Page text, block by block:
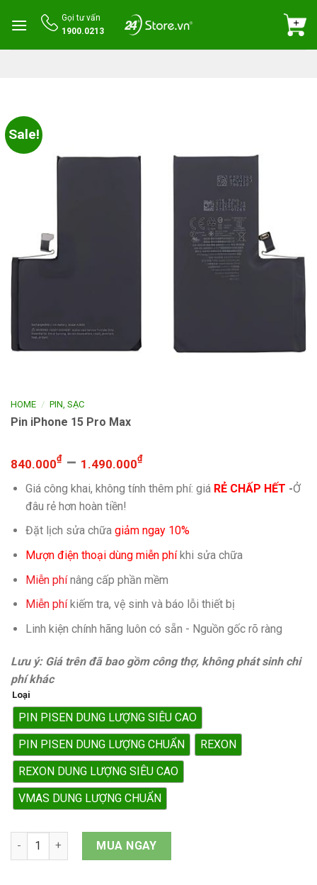
Gọi tư vấn
1900.0213
Sale!
HOME / PIN, SẠC
Pin iPhone 15 Pro Max
840.000₫– 1.490.000₫
Giá công khai, không tính thêm phí: giá RẺ CHẤP HẾT -Ở
đâu rẻ hơn hoàn tiền!
Đặt lịch sửa chữa giảm ngay 10%
Mượn điện thoại dùng miễn phíkhi sửa chữa
Miễn phínâng cấp phần mềm
Miễn phíkiếm tra, vệ sinh và báo lỗi thiết bị
Linh kiện chính hãng luôn có sẵn - Nguồn gốc rõ ràng
Lưu ý: Giá trên đã bao gồm công thợ, không phát sinh chi
phí khác
Loại
PIN PISEN DUNG LƯỢNG SIÊU CAO
PIN PISEN DUNG LƯỢNG CHUẨN
REXON
REXON DUNG LƯỢNG SIÊU CAO
VMAS DUNG LƯỢNG CHUẨN
Pin iPhone 15 Pro Max quantity
MUA NGAY